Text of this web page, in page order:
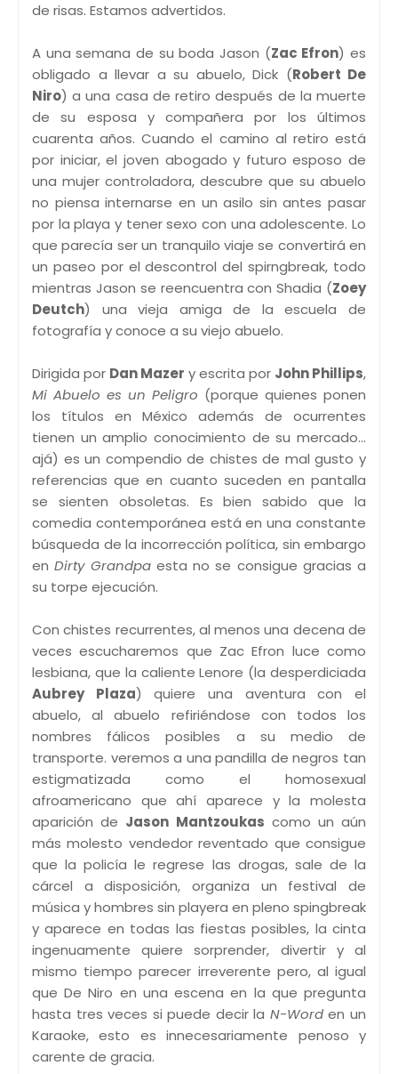
de risas. Estamos advertidos.
A una semana de su boda Jason (Zac Efron) es
obligado a llevar a su abuelo, Dick (Robert De
Niro) a una casa de retiro después de la muerte
de su esposa y compañera por los últimos
cuarenta años. Cuando el camino al retiro está
por iniciar, el joven abogado y futuro esposo de
una mujer controladora, descubre que su abuelo
no piensa internarse en un asilo sin antes pasar
por la playa y tener sexo con una adolescente. Lo
que parecía ser un tranquilo viaje se convertirá en
un paseo por el descontrol del spirngbreak, todo
mientras Jason se reencuentra con Shadia (Zoey
Deutch) una vieja amiga de la escuela de
fotografía y conoce a su viejo abuelo.
Dirigida por Dan Mazer y escrita por John Phillips,
Mi Abuelo es un Peligro (porque quienes ponen
los títulos en México además de ocurrentes
tienen un amplio conocimiento de su mercado...
ajá) es un compendio de chistes de mal gusto y
referencias que en cuanto suceden en pantalla
se sienten obsoletas. Es bien sabido que la
comedia contemporánea está en una constante
búsqueda de la incorrección política, sin embargo
enDirty Grandpaesta no se consigue gracias a
su torpe ejecución.
Con chistes recurrentes, al menos una decena de
veces escucharemos que Zac Efron luce como
lesbiana, que la caliente Lenore (la desperdiciada
Aubrey Plaza) quiere una aventura con el
abuelo, al abuelo refiriéndose con todos los
nombres fálicos posibles a su medio de
transporte. veremos a una pandilla de negros tan
estigmatizada como el homosexual
afroamericano que ahí aparece y la molesta
aparición de Jason Mantzoukas como un aún
más molesto vendedor reventado que consigue
que la policía le regrese las drogas, sale de la
cárcel a disposición, organiza un festival de
música y hombres sin playera en pleno spingbreak
y aparece en todas las fiestas posibles, la cinta
ingenuamente quiere sorprender, divertir y al
mismo tiempo parecer irreverente pero, al igual
que De Niro en una escena en la que pregunta
hasta tres veces si puede decir la N-Worden un
Karaoke, esto es innecesariamente penoso y
carente de gracia.